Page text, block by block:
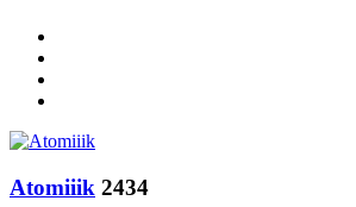
Atomiiik 2434